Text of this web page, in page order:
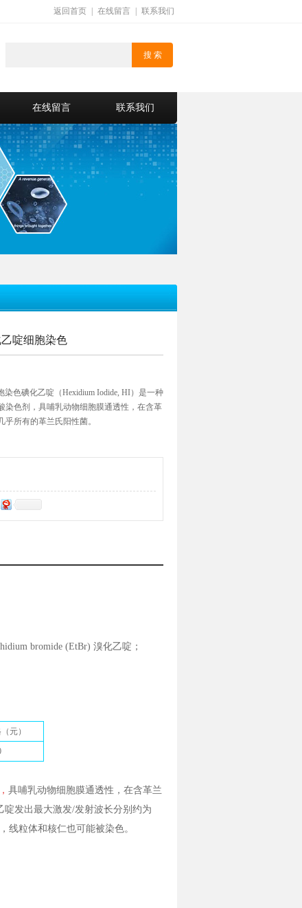
返回首页 在线留言 联系我们
在线留言 联系我们
乙啶细胞染色
染色碘化乙啶（Hexidium Iodide, HI）是一种
染色剂，具哺乳动物细胞膜通透性，在含革
所有的革兰氏阳性菌。
bromide (EtBr) 溴化乙啶；
元）
具哺乳动物细胞膜通透性，在含革兰
发出最大激发/发射波长分别约为
线粒体和核仁也可能被染色。